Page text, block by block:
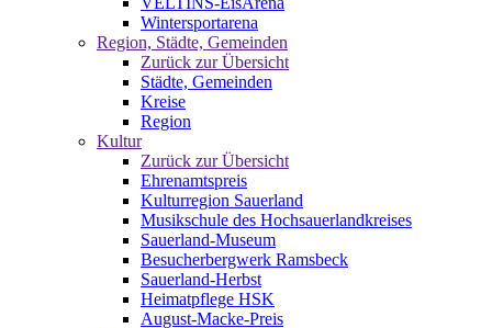
Wintersportarena
Region, Städte, Gemeinden
Zurück zur Übersicht
Städte, Gemeinden
Kreise
Region
Kultur
Zurück zur Übersicht
Ehrenamtspreis
Kulturregion Sauerland
Musikschule des Hochsauerlandkreises
Sauerland-Museum
Besucherbergwerk Ramsbeck
Sauerland-Herbst
Heimatpflege HSK
August-Macke-Preis